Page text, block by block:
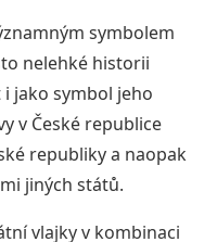
symbolem
nelehké historii
jako symbol jeho
v České republice
republiky a naopak
jiných států.
vlajky v kombinaci